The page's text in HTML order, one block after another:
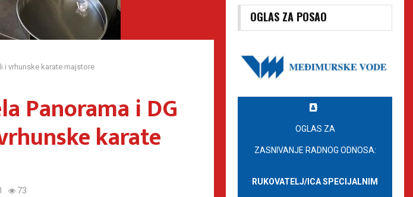
i vrhunske karate majstore
Panorama i DG
karate
73
OGLAS ZA POSAO
OGLAS ZA
ZASNIVANJE RADNOG ODNOSA:
RUKOVATELJ/ICA SPECIJALNIM